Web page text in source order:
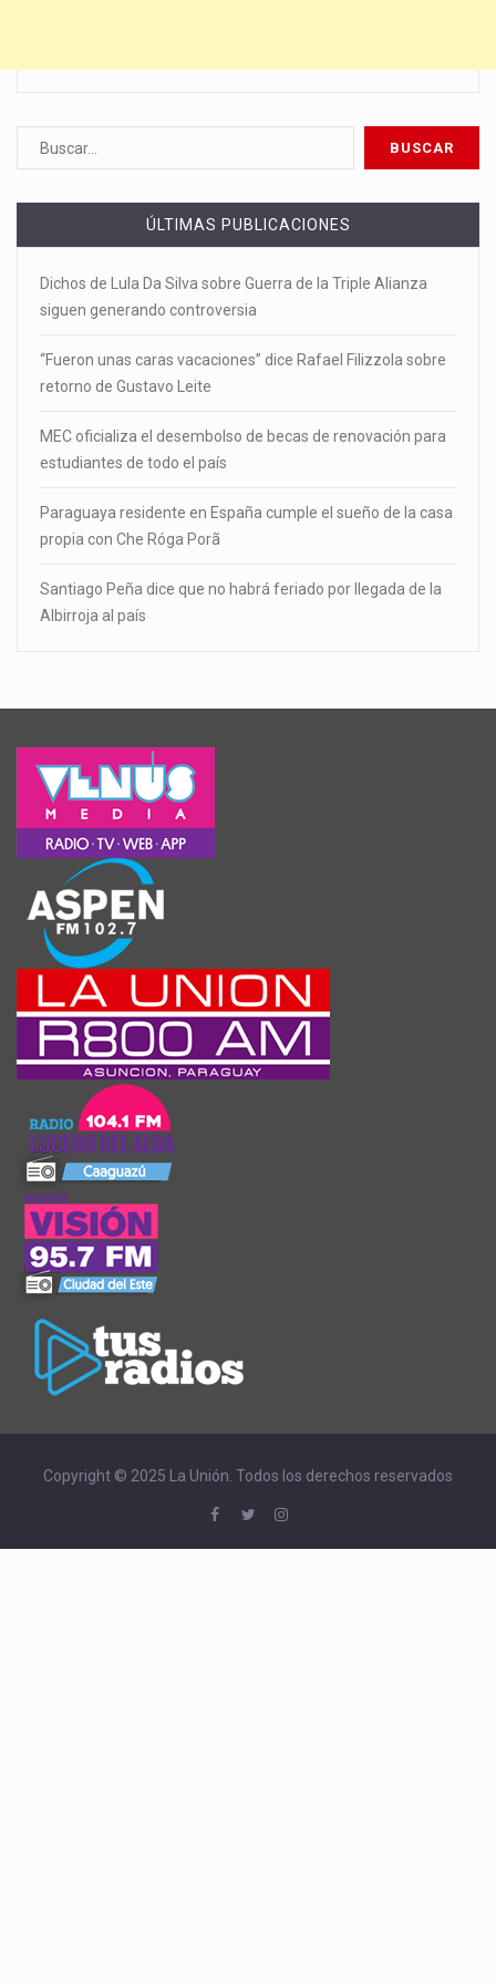
ÚLTIMAS PUBLICACIONES
Dichos de Lula Da Silva sobre Guerra de la Triple Alianza
siguen generando controversia
“Fueron unas caras vacaciones” dice Rafael Filizzola sobre
retorno de Gustavo Leite
MEC oficializa el desembolso de becas de renovación para
estudiantes de todo el país
Paraguaya residente en España cumple el sueño de la casa
propia con Che Róga Porã
Santiago Peña dice que no habrá feriado por llegada de la
Albirroja al país
Copyright © 2025 La Unión. Todos los derechos reservados